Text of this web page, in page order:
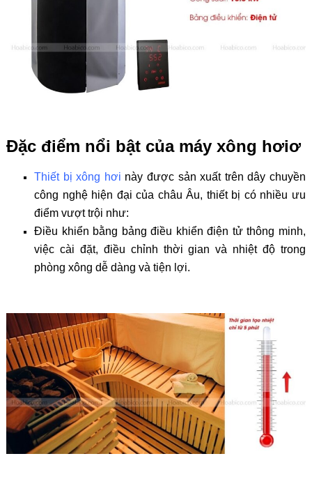
Đặc điểm nổi bật của máy xông hơiơ
Thiết bị xông hơi này được sản xuất trên dây chuyền
công nghệ hiện đại của châu Âu, thiết bị có nhiều ưu
điểm vượt trội như:
Điều khiển bằng bảng điều khiển điện tử thông minh,
việc cài đặt, điều chỉnh thời gian và nhiệt độ trong
phòng xông dễ dàng và tiện lợi.